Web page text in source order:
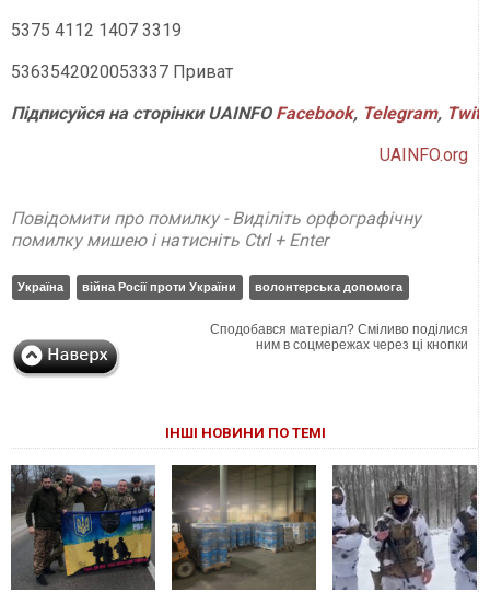
5375 4112 1407 3319
5363542020053337 Приват
Підписуйся на сторінки UAINFO Facebook, Telegram,
UAINFO.org
Повідомити про помилку - Виділіть орфографічну
помилку мишею і натисніть Ctrl + Enter
Україна війна Росії проти України волонтерська допомога
Сподобався матеріал? Сміливо поділися
ним в соцмережах через ці кнопки
ІНШІ НОВИНИ ПО ТЕМІ